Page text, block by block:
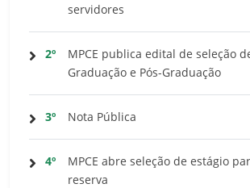
servidores
2º
MPCE publica edital de seleção
Graduação e Pós-Graduação
3º Nota Pública
4º
MPCE abre seleção de estágio
reserva